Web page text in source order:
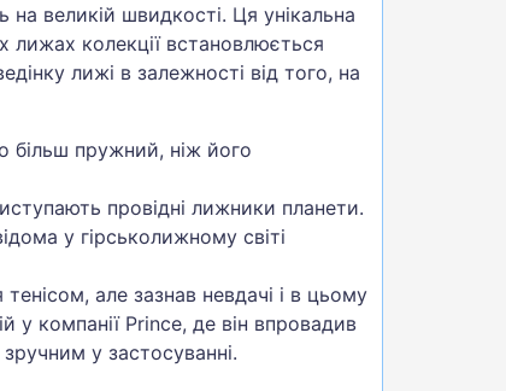
великій швидкості. Ця унікальна
лижах колекції встановлюється
лижі в залежності від того, на
більш пружний, ніж його
провідні лижники планети.
у гірськолижному світі
але зазнав невдачі і в цьому
у компанії Prince, де він впровадив
у застосуванні.